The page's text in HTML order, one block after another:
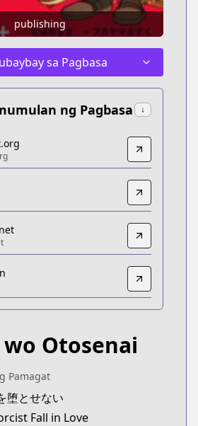
publishing
sa Pagbasa
ng Pagbasa ↓
title/8d2e9520-4127-4bf2-
dp/B0B28TW5YT
planet.com/manga/make-the-
episode/
Otosenai
Pamagat
堕とせない
Fall in Love